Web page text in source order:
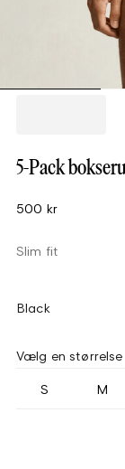
5-Pack
500 kr
Slim fit
Black
Vælg en størrelse
S M